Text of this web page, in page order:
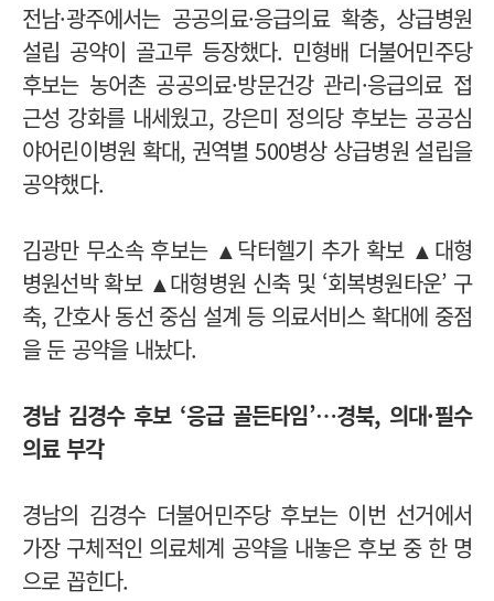
전남·광주에서는 공공의료·응급의료 확충, 상급병원
설립 공약이 골고루 등장했다. 민형배 더불어민주당
후보는 농어촌 공공의료·방문건강 관리·응급의료 접
근성 강화를 내세웠고, 강은미 정의당 후보는 공공심
야어린이병원 확대, 권역별 500병상 상급병원 설립을
공약했다.
김광만 무소속 후보는 ▲닥터헬기 추가 확보 ▲대형
병원선박 확보 ▲대형병원 신축 및 ‘회복병원타운’ 구
축, 간호사 동선 중심 설계 등 의료서비스 확대에 중점
을 둔 공약을 내놨다.
경남 김경수 후보 ‘응급 골든타임’…경북, 의대·필수
의료 부각
경남의 김경수 더불어민주당 후보는 이번 선거에서
가장 구체적인 의료체계 공약을 내놓은 후보 중 한 명
으로 꼽힌다.